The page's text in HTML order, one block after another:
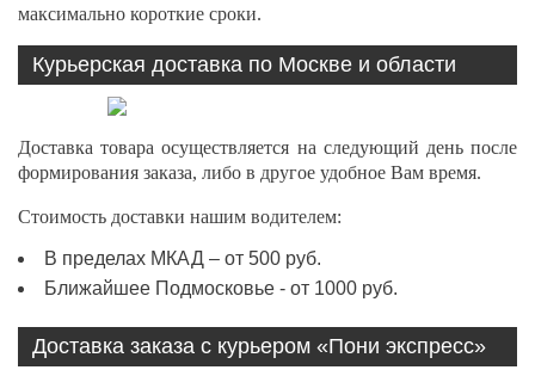
максимально короткие сроки.
Курьерская доставка по Москве и области
Доставка товара осуществляется на следующий день после
формирования заказа, либо в другое удобное Вам время.
Стоимость доставки нашим водителем:
В пределах МКАД – от 500 руб.
Ближайшее Подмосковье - от 1000 руб.
Доставка заказа с курьером «Пони экспресс»